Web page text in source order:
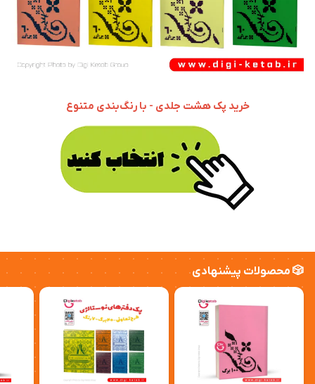
خرید پک هشت جلدی - با رنگ‌بندی متنوع
🎲 محصولات پیشنهادی